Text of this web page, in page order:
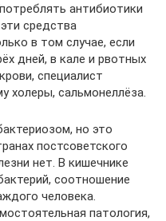
антибиотики
средства
в том случае, если
дней, в кале и рвотных
специалист
холеры, сальмонеллёза.
но это
постсоветского
нет. В кишечнике
соотношение
человека.
патология,